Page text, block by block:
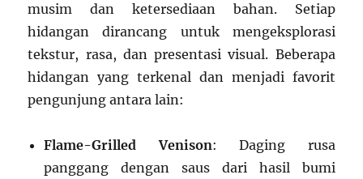
musim dan ketersediaan bahan. Setiap
hidangan dirancang untuk mengeksplorasi
tekstur, rasa, dan presentasi visual. Beberapa
hidangan yang terkenal dan menjadi favorit
pengunjung antara lain:
Flame-Grilled Venison: Daging rusa
panggang dengan saus dari hasil bumi